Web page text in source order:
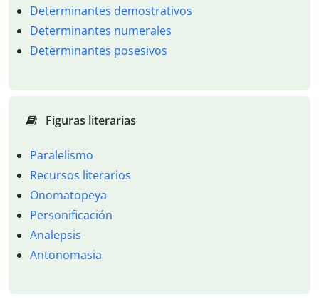
Determinantes demostrativos
Determinantes numerales
Determinantes posesivos
Figuras literarias
Paralelismo
Recursos literarios
Onomatopeya
Personificación
Analepsis
Antonomasia